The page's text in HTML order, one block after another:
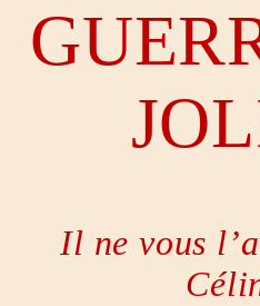
Il ne vous